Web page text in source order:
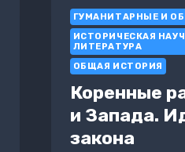
ГУМАНИТАРНЫЕ И
ИСТОРИЧЕСКАЯ
ЛИТЕРАТУРА
ОБЩАЯ ИСТОРИЯ
Коренные
и Запада.
закона